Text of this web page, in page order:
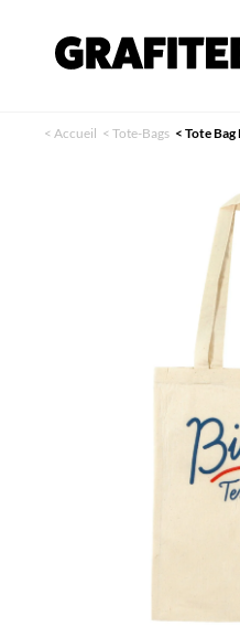
< Accueil < Tote-Bags < Tote